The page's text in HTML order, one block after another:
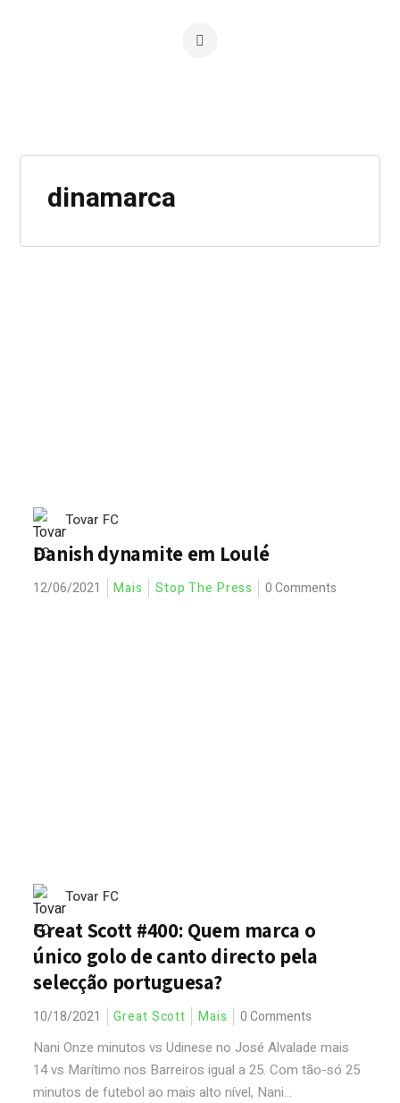
dinamarca
Tovar FC
Danish dynamite em Loulé
12/06/2021 Mais Stop The Press 0 Comments
Tovar FC
Great Scott #400: Quem marca o
único golo de canto directo pela
selecção portuguesa?
10/18/2021 Great Scott Mais 0 Comments
Nani Onze minutos vs Udinese no José Alvalade mais
14 vs Marítimo nos Barreiros igual a 25. Com tão-só 25
minutos de futebol ao mais alto nível, Nani...